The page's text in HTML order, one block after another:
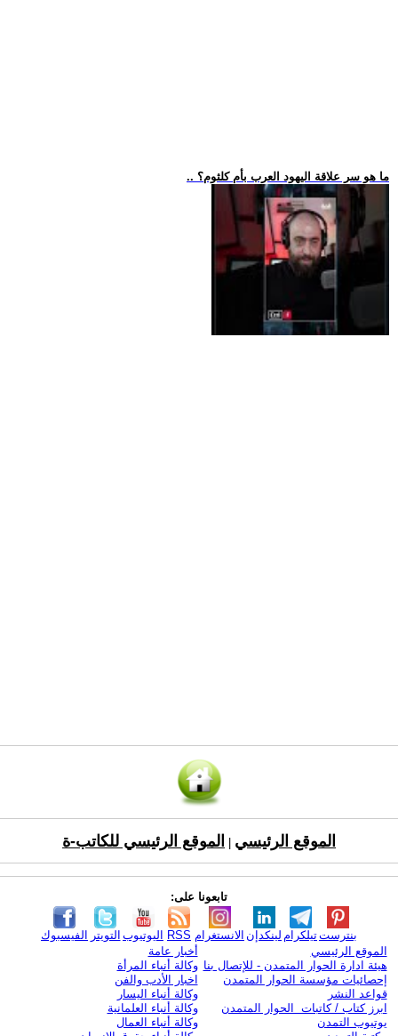
.. ما هو سر علاقة اليهود العرب بأم كلثوم؟
الموقع الرئيسي الموقع الرئيسي للكاتب-ة
تابعونا على:
الفيسبوك التويتر اليوتيوب RSS الانستغرام لينكدإن تيلكرامبنترست
الموقع الرئيسي
هيئة ادارة الحوار المتمدن - للإتصال بنا
إحصائيات مؤسسة الحوار المتمدن
قواعد النشر
ابرز كتاب / كاتبات الحوار المتمدن
يوتيوب التمدن
أخبار عامة
وكالة أنباء المرأة
اخبار الأدب والفن
وكالة أنباء اليسار
وكالة أنباء العلمانية
وكالة أنباء العمال